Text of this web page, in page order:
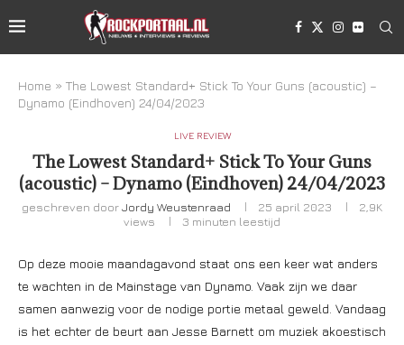
Home » The Lowest Standard+ Stick To Your Guns (acoustic) –
Dynamo (Eindhoven) 24/04/2023
LIVE REVIEW
The Lowest Standard+ Stick To Your Guns
(acoustic) – Dynamo (Eindhoven) 24/04/2023
geschreven doorJordy Weustenraad 25 april 2023
2,9K
views
3 minuten leestijd
Op deze mooie maandagavond staat ons een keer wat anders
te wachten in de Mainstage van Dynamo. Vaak zijn we daar
samen aanwezig voor de nodige portie metaal geweld. Vandaag
is het echter de beurt aan Jesse Barnett om muziek akoestisch